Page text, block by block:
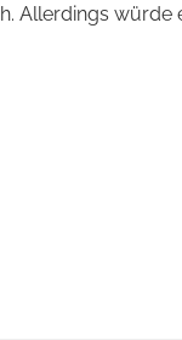
Allerdings würde